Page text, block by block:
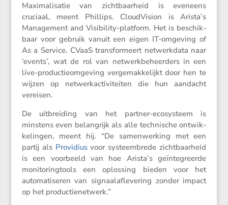
Maxima­li­satie van zicht­baar­heid is eveneens
cruciaal, meent Phillips. Cloud­Vi­sion is Arista’s
Manage­ment and Visibi­lity-platform. Het is beschik­
baar voor gebruik vanuit een eigen IT-omgeving of
As a Service. CVaaS trans­for­meert netwerk­data naar
‘events’, wat de rol van netwerk­be­heer­ders in een
live-produc­tie­om­ge­ving verge­mak­ke­lijkt door hen te
wijzen op netwerk­ac­ti­vi­teiten die hun aandacht
vereisen.
De uitbrei­ding van het partner-ecosys­teem is
minstens even belang­rijk als alle techni­sche ontwik­
ke­lingen, meent hij. “De samen­wer­king met een
partij als Provi­diusvoor systeem­brede zicht­baar­heid
is een voorbeeld van hoe Arista’s geïnte­greerde
monito­ring­tools een oplos­sing bieden voor het
automa­ti­seren van signaal­af­le­ve­ring zonder impact
op het productienetwerk.”